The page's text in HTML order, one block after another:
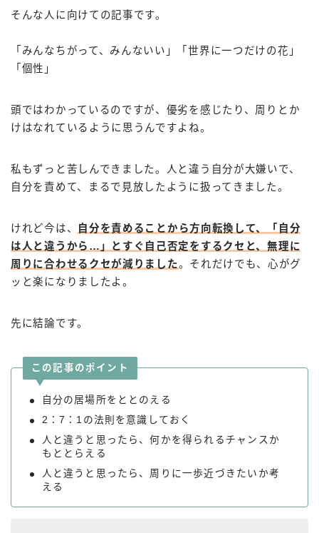
そんな人に向けての記事です。
「みんなちがって、みんないい」「世界に一つだけの花」
「個性」
頭ではわかっているのですが、優劣を感じたり、周りとか
けはなれているように思うんですよね。
私もずっと苦しんできました。人と違う自分が大嫌いで、
自分を責めて、まるで見放したように扱ってきました。
けれど今は、
自分を責めることから方向転換して、「自分
は人と違うから…」とすぐ自己否定をするクセと、無理に
周りに合わせるクセが減りました。それだけでも、心がグ
ッと楽になりましたよ。
先に結論です。
この記事のポイント
自分の居場所をととのえる
2：7：1の法則を意識しておく
人と違うと思ったら、何かを得られるチャンスか
もととらえる
人と違うと思ったら、周りに一歩近づきたいか考
える